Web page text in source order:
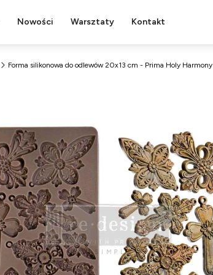
Nowości Warsztaty Kontakt
Forma silikonowa do odlewów 20x13 cm - Prima Holy Harmony